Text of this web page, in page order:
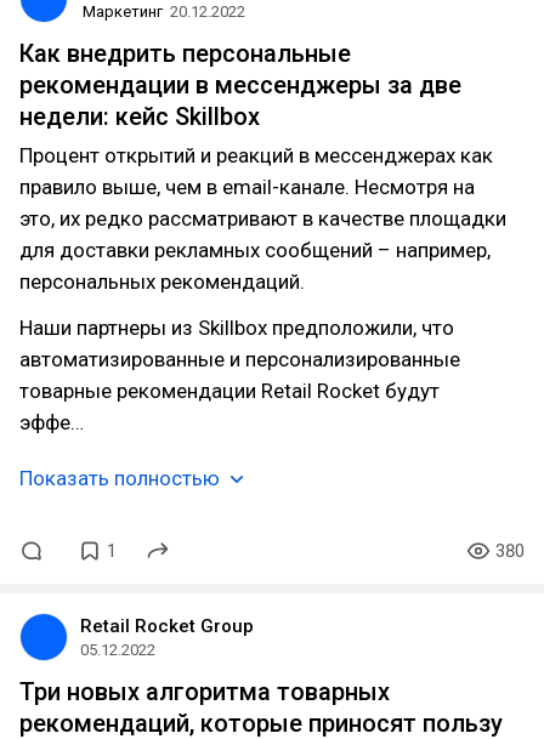
Маркетинг 20.12.2022
Как внедрить персональные
рекомендации в мессенджеры за две
недели: кейс Skillbox
Процент открытий и реакций в мессенджерах как
правило выше, чем в email-канале. Несмотря на
это, их редко рассматривают в качестве площадки
для доставки рекламных сообщений – например,
персональных рекомендаций.
Наши партнеры из Skillbox предположили, что
автоматизированные и персонализированные
товарные рекомендации Retail Rocket будут
эффе…
Показать полностью
1 380
Retail Rocket Group
05.12.2022
Три новых алгоритма товарных
рекомендаций, которые приносят пользу